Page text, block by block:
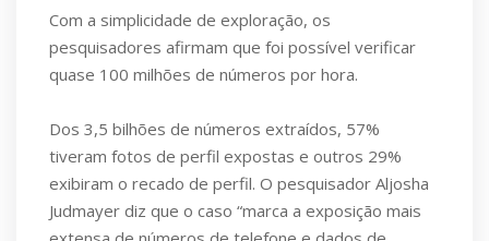
Com a simplicidade de exploração, os
pesquisadores afirmam que foi possível verificar
quase 100 milhões de números por hora.
Dos 3,5 bilhões de números extraídos, 57%
tiveram fotos de perfil expostas e outros 29%
exibiram o recado de perfil. O pesquisador Aljosha
Judmayer diz que o caso “marca a exposição mais